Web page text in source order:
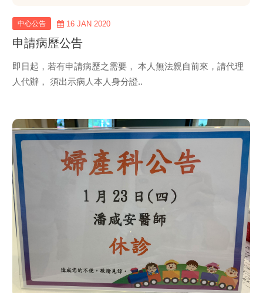
中心公告 16 JAN 2020
申請病歷公告
即日起，若有申請病歷之需要， 本人無法親自前來，請代理
人代辦， 須出示病人本人身分證..
view
more